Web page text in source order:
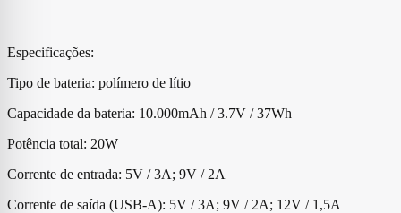
Especificações:
Tipo de bateria: polímero de lítio
Capacidade da bateria: 10.000mAh / 3.7V / 37Wh
Potência total: 20W
Corrente de entrada: 5V / 3A; 9V / 2A
Corrente de saída (USB-A): 5V / 3A; 9V / 2A; 12V / 1,5A